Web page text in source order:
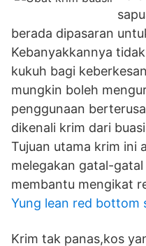
berada dipasaran
Kebanyakkannya
kukuh bagi
mungkin boleh
penggunaan
dikenali krim dari
Tujuan utama krim ini
melegakan gatal-
membantu mengikat
Yung lean red bottom
Krim tak panas,kos